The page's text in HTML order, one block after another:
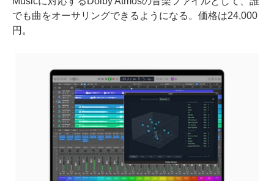
でも曲をオーサリングできるようになる。価格は24,000
円。